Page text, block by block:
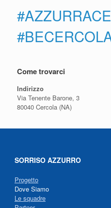
Come trovarci
Indirizzo
Via Tenente Barone, 3
80040 Cercola (NA)
SORRISO AZZURRO
Progetto
Dove Siamo
Le squadre